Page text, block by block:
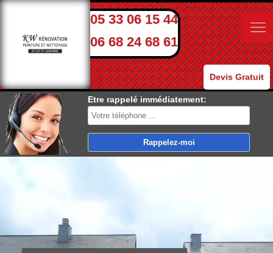
05 33 06 15 44
06 68 24 68 61
Devis Gratuit
Etre rappelé immédiatement: